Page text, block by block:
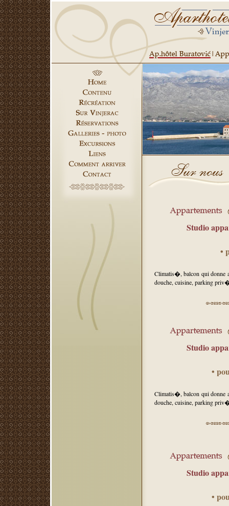
Studio
•
Climatis�, balcon qui
douche, cuisine, parking
Studio
•
Climatis�, balcon qui
douche, cuisine, parking
Studio
•